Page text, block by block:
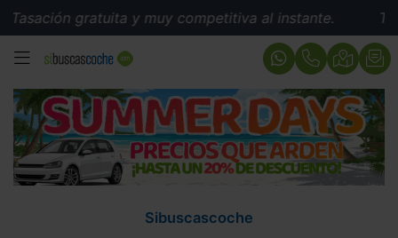
gratuita y muy competitiva al instante.
MENÚ
Sibuscascoche